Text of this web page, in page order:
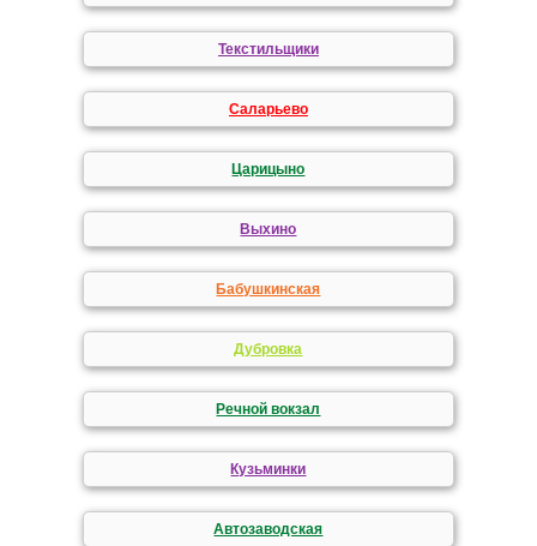
Текстильщики
Саларьево
Царицыно
Выхино
Бабушкинская
Дубровка
Речной вокзал
Кузьминки
Автозаводская